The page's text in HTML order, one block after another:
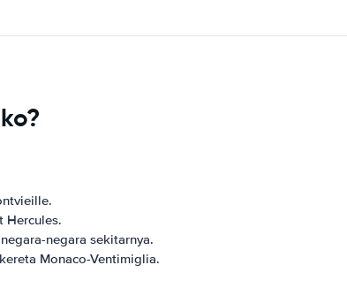
Hercules.
negara sekitarnya.
Monaco-Ventimiglia.